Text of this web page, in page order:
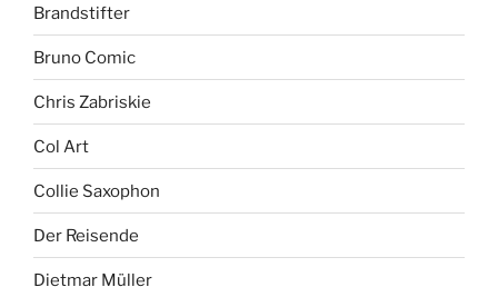
Brandstifter
Bruno Comic
Chris Zabriskie
Col Art
Collie Saxophon
Der Reisende
Dietmar Müller